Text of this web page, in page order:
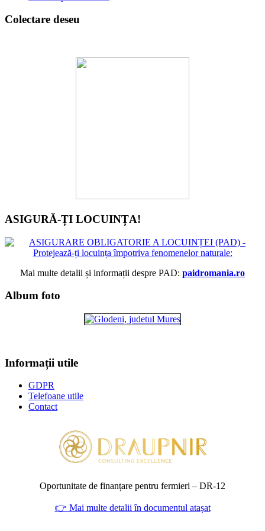
Colectare deseu
ASIGURĂ-ȚI LOCUINȚA!
Mai multe detalii și informații despre PAD: paidromania.ro
Album foto
Informații utile
GDPR
Telefoane utile
Contact
Oportunitate de finanțare pentru fermieri – DR‑12
👉 Mai multe detalii în documentul atașat